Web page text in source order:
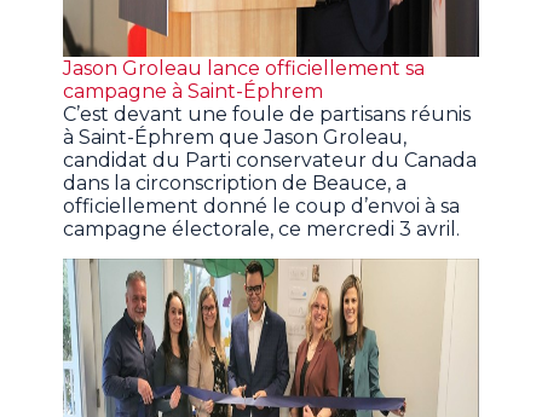
Jason Groleau lance officiellement sa
campagne à Saint-Éphrem
C’est devant une foule de partisans réunis
à Saint-Éphrem que Jason Groleau,
candidat du Parti conservateur du Canada
dans la circonscription de Beauce, a
officiellement donné le coup d’envoi à sa
campagne électorale, ce mercredi 3 avril.